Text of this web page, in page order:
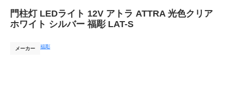
門柱灯 LEDライト 12V アトラ ATTRA 光色クリア
ホワイト シルバー 福彫 LAT-S
メーカー 福彫